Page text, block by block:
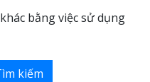
bằng việc sử dụng
kiếm